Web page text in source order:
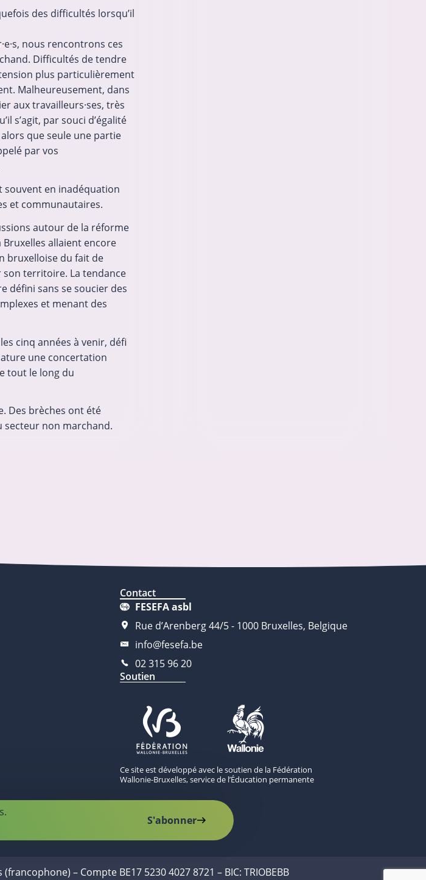
des difficultés lorsqu’il
nous rencontrons ces
Difficultés de tendre
plus particulièrement
Malheureusement, dans
aux travailleurs·ses, très
s’agit, par souci d’égalité
que seule une partie
par vos
souvent en inadéquation
et communautaires.
autour de la réforme
Bruxelles allaient encore
bruxelloise du fait de
son territoire. La tendance
défini sans se soucier des
et menant des
cinq années à venir, défi
une concertation
tout le long du
Des brèches ont été
secteur non marchand.
Contact
FESEFA asbl
Rue d’Arenberg 44/5 - 1000 Bruxelles, Belgique
info@fesefa.be
02 315 96 20
Soutien
Ce site est développé avec le soutien de la Fédération
Wallonie-Bruxelles, service de l’Éducation permanente
S'abonner
– Compte BE17 5230 4027 8721 – BIC: TRIOBEBB